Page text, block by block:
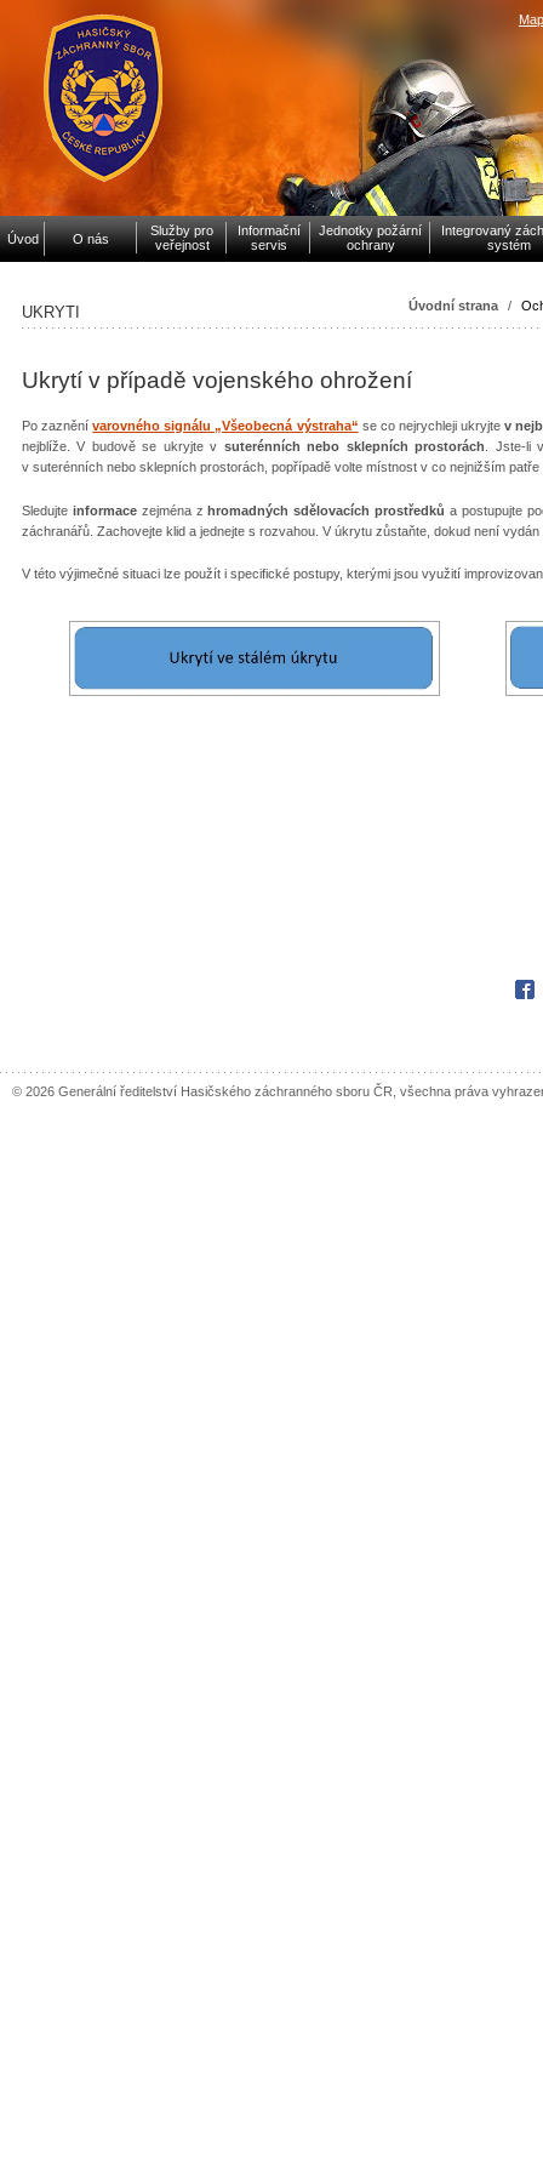
Úvod O nás
Služby pro
veřejnost
Informační
servis
Jednotky požární
ochrany
Integrovaný
systém
Úvodní strana /
UKRYTI
Ukrytí v případě vojenského ohrožení
Po zazněnívarovného signálu „Všeobecná výstraha“ se co nejrychleji ukryjtev
nejblíže. V budově se ukryjte v suterénních nebo sklepních prostorách
. Jste-li
v suterénních nebo sklepních prostorách, popřípadě volte místnost v co nejnižším
Sledujte informace zejména zhromadných sdělovacích prostředků a postupujte
záchranářů. Zachovejte klid a jednejte s rozvahou. V úkrytu zůstaňte, dokud není
V této výjimečné situaci lze použít i specifické postupy, kterými jsou využití
© 2026 Generální ředitelství Hasičského záchranného sboru ČR, všechna práva